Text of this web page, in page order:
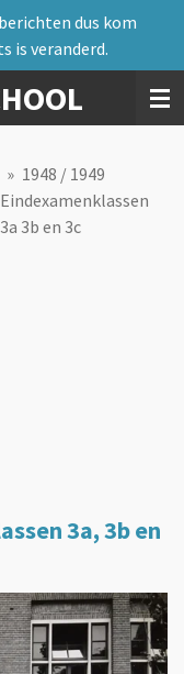
dus kom
is veranderd.
» 1948 / 1949
Eindexamenklassen
3a 3b en 3c
3a, 3b en